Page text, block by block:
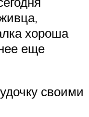
хороша
еще
своими